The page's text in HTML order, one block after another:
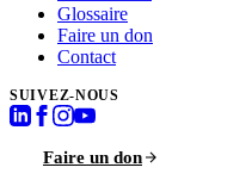
Glossaire
Faire un don
Contact
SUIVEZ-NOUS
Faire un don